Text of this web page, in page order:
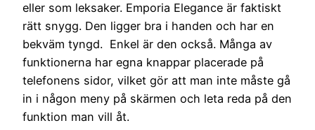
eller som leksaker. Emporia Elegance är faktiskt
rätt snygg. Den ligger bra i handen och har en
bekväm tyngd. Enkel är den också. Många av
funktionerna har egna knappar placerade på
telefonens sidor, vilket gör att man inte måste gå
in i någon meny på skärmen och leta reda på den
funktion man vill åt.